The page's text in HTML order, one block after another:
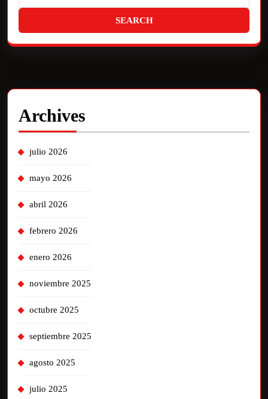
Archives
julio 2026
mayo 2026
abril 2026
febrero 2026
enero 2026
noviembre 2025
octubre 2025
septiembre 2025
agosto 2025
julio 2025